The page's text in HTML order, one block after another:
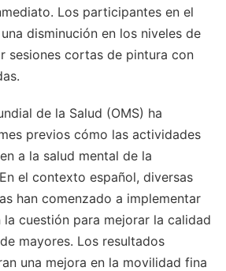
Los participantes en el
disminución en los niveles de
sesiones cortas de pintura con
de la Salud (OMS) ha
previos cómo las actividades
a la salud mental de la
el contexto español, diversas
han comenzado a implementar
la cuestión para mejorar la calidad
mayores. Los resultados
una mejora en la movilidad fina